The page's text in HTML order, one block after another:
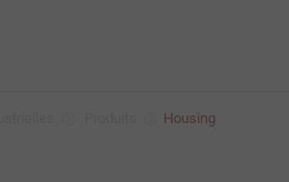
Housing